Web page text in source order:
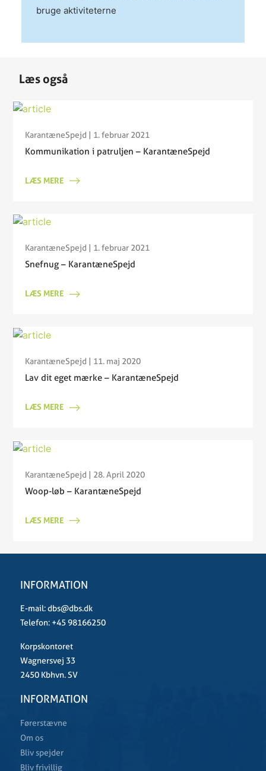
bruge aktiviteterne
Læs også
KarantæneSpejd | 1. februar 2021
Kommunikation i patruljen – KarantæneSpejd
LÆS MERE
KarantæneSpejd | 1. februar 2021
Snefnug – KarantæneSpejd
LÆS MERE
KarantæneSpejd | 11. maj 2020
Lav dit eget mærke – KarantæneSpejd
LÆS MERE
KarantæneSpejd | 28. April 2020
Woop-løb – KarantæneSpejd
LÆS MERE
INFORMATION
E-mail:dbs@dbs.dk
Telefon: +45 98166250
Korpskontoret
Wagnersvej 33
2450 Kbhvn. SV
INFORMATION
Førerstævne
Om os
Bliv spejder
Bliv frivillig